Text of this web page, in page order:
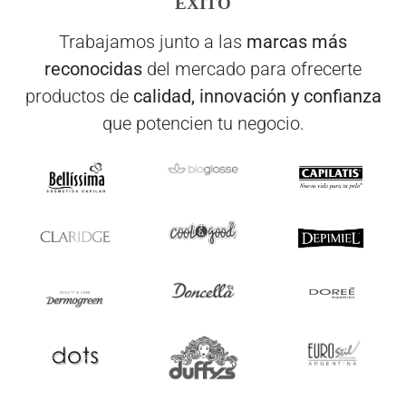
Trabajamos junto a las marcas más
reconocidas del mercado para ofrecerte
productos de calidad, innovación y confianza
que potencien tu negocio.